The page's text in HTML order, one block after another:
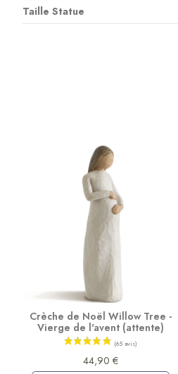
Taille Statue
Crèche de Noël Willow Tree -
Vierge de l'avent (attente)
44,90 €